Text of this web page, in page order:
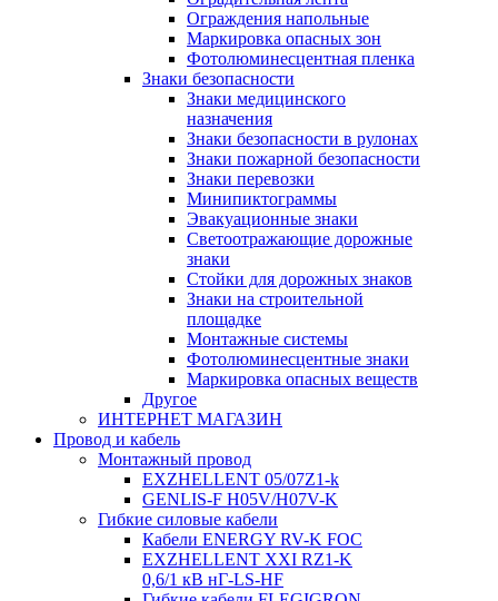
Ограждения напольные
Маркировка опасных зон
Фотолюминесцентная пленка
Знаки безопасности
Знаки медицинского
назначения
Знаки безопасности в рулонах
Знаки пожарной безопасности
Знаки перевозки
Минипиктограммы
Эвакуационные знаки
Светоотражающие дорожные
знаки
Стойки для дорожных знаков
Знаки на строительной
площадке
Монтажные системы
Фотолюминесцентные знаки
Маркировка опасных веществ
Другое
ИНТЕРНЕТ МАГАЗИН
Провод и кабель
Монтажный провод
EXZHELLENT 05/07Z1-k
GENLIS-F Н05V/H07V-K
Гибкие силовые кабели
Кабели ENERGY RV-K FOC
EXZHELLENT XXI RZ1-K
0,6/1 кВ нГ-LS-HF